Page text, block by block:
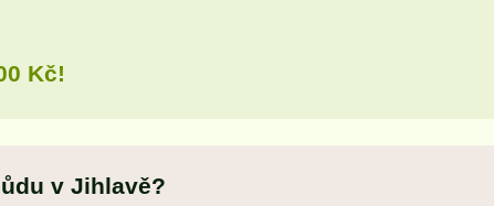
Kč!
v Jihlavě?